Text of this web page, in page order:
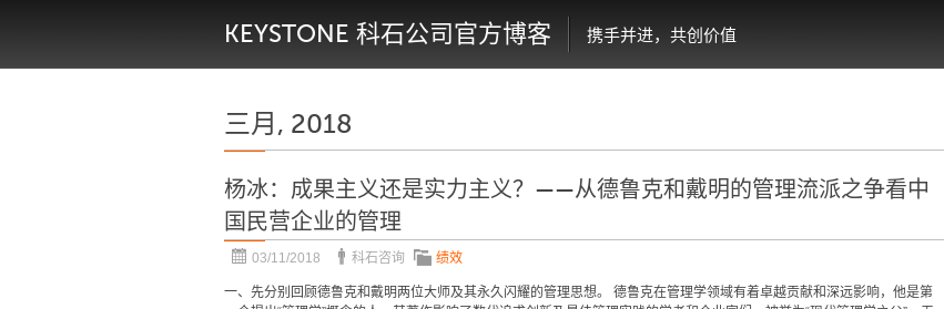
KEYSTONE 科石公司官方博客 携手并进，共创价值
三月, 2018
杨冰：成果主义还是实力主义？——从德鲁克和戴明的管理流派之争看中
国民营企业的管理
03/11/2018 科石咨询 绩效
一、先分别回顾德鲁克和戴明两位大师及其永久闪耀的管理思想。 德鲁克在管理学领域有着卓越贡献和深远影响，他是第